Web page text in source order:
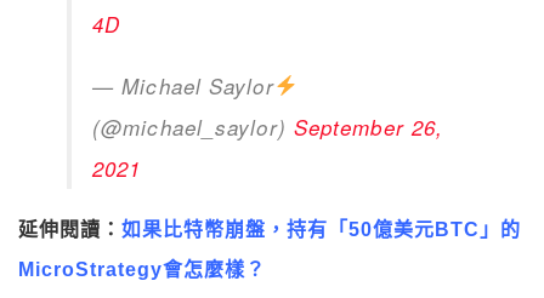
4D
— Michael Saylor
(@michael_saylor) September 26,
2021
延伸閱讀： 如果比特幣崩盤，持有「50億美元BTC」的
MicroStrategy會怎麼樣？